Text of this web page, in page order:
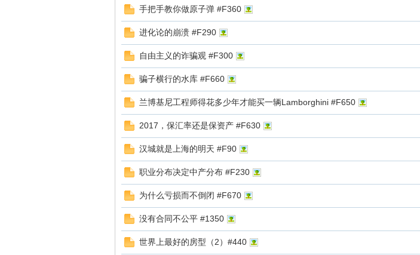
网
手把手教你做原子弹 #F360
进化论的崩溃 #F290
自由主义的诈骗观 #F300
骗子横行的水库 #F660
兰博基尼工程师得花多少年才能买一辆Lamborghini #F650
2017，保汇率还是保资产 #F630
汉城就是上海的明天 #F90
职业分布决定中产分布 #F230
为什么亏损而不倒闭 #F670
没有合同不公平 #1350
世界上最好的房型（2）#440